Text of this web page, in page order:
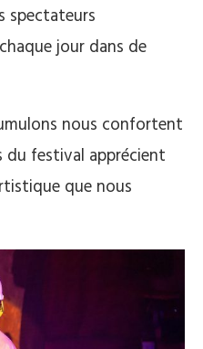
spectateurs
jour dans de
nous confortent
du festival apprécient
que nous